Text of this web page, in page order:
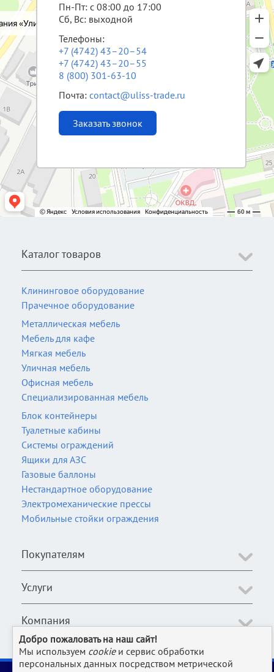
Пн-Пт: с 08:00 до 17:00
Сб, Вс: выходной
Телефоны:
+7 (4742) 43–20–54
+7 (4742) 43–20–55
8 (800) 301-63-10
Почта:contact@uliss-trade.ru
Заказать звонок
Каталог товаров
Клининговое оборудование
Прачечное оборудование
Металлическая мебель
Мебель для кафе
Мягкая мебель
Уличная мебель
Офисная мебель
Специализированная мебель
Блок контейнеры
Туалетные кабины
Системы ограждений
Ящики для АЗС
Газовые баллоны
Нестандартное оборудование
Электромеханические прессы
Мобильные стойки ограждения
Покупателям
Услуги
Компания
Добро пожаловать на наш сайт!
Мы используем cookieи сервис обработки
персональных данных посредством метрической